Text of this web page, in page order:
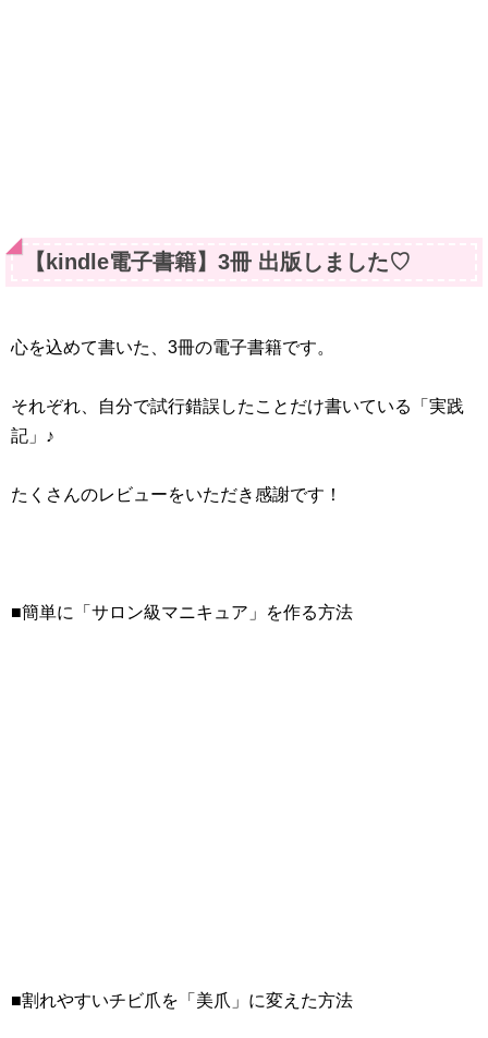
【kindle電子書籍】3冊 出版しました♡
心を込めて書いた、3冊の電子書籍です。
それぞれ、自分で試行錯誤したことだけ書いている「実践
記」♪
たくさんのレビューをいただき感謝です！
■簡単に「サロン級マニキュア」を作る方法
■割れやすいチビ爪を「美爪」に変えた方法